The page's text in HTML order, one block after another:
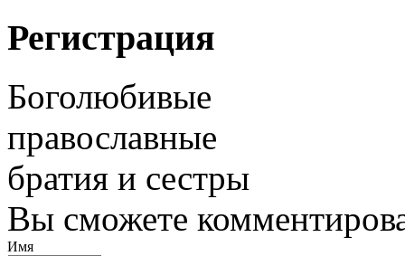
Регистрация
Боголюбивые
православные
братия и сестры
Вы сможете
Имя